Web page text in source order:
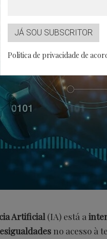
Artificial (IA) está a
no acesso à
JÁ SOU SUBSCRITOR
Politica de privacidade de